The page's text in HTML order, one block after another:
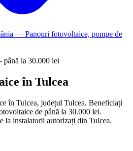
— Panouri fotovoltaice, pompe de
la 30.000 lei
în Tulcea
în Tulcea, județul Tulcea. Beneficiați
de până la 30.000 lei.
la instalatorii autorizați din Tulcea.